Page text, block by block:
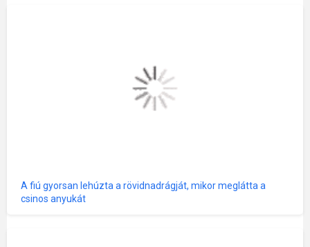
A fiú gyorsan lehúzta a rövidnadrágját, mikor meglátta a
csinos anyukát